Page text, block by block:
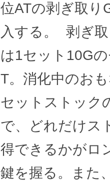
位ATの剥ぎ取り
入する。 剥ぎ
は1セット10G
T。消化中のお
セットストック
で、どれだけス
得できるかがロ
鍵を握る。また